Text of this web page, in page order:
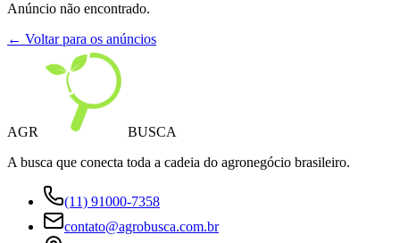
Anúncio não encontrado.
← Voltar para os anúncios
AGR
BUSCA
A busca que conecta toda a cadeia do agronegócio brasileiro.
(11) 91000-7358
contato@agrobusca.com.br